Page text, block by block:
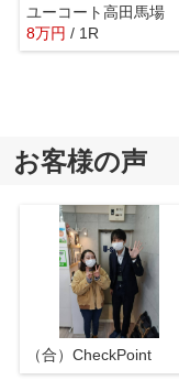
ユーコート高田馬場
8万円 / 1R
お客様の声
（合）CheckPoint